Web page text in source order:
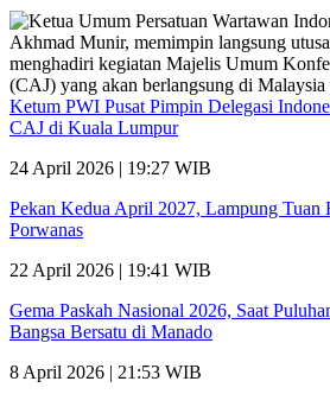
Ketum PWI Pusat Pimpin Delegasi
CAJ di Kuala Lumpur
24 April 2026 | 19:27 WIB
Pekan Kedua April 2027, Lampung Tuan
Porwanas
22 April 2026 | 19:41 WIB
Gema Paskah Nasional 2026, Saat
Bangsa Bersatu di Manado
8 April 2026 | 21:53 WIB